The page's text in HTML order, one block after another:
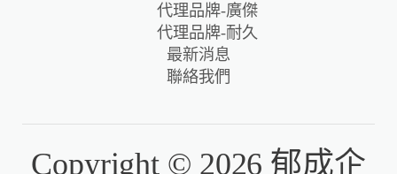
代理品牌-廣傑
代理品牌-耐久
最新消息
聯絡我們
Copyright © 2026 郁成企